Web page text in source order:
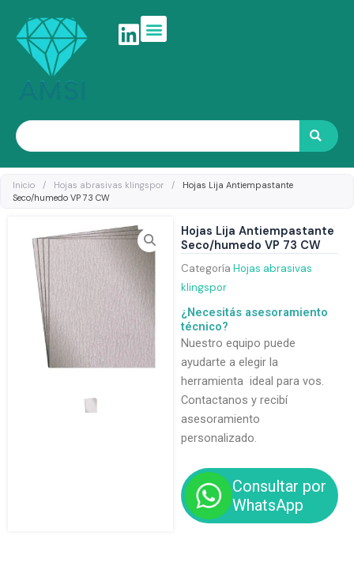
contenido
Search
Inicio / Hojas abrasivas klingspor /
Hojas Lija Antiempastante
Seco/humedo VP 73 CW
Hojas Lija Antiempastante
Seco/humedo VP 73 CW
Categoría Hojas abrasivas
klingspor
¿Necesitás asesoramiento
técnico?
Nuestro equipo puede
ayudarte a elegir la
herramienta ideal para vos.
Contactanos y recibí
asesoramiento
personalizado.
Consultar por
WhatsApp